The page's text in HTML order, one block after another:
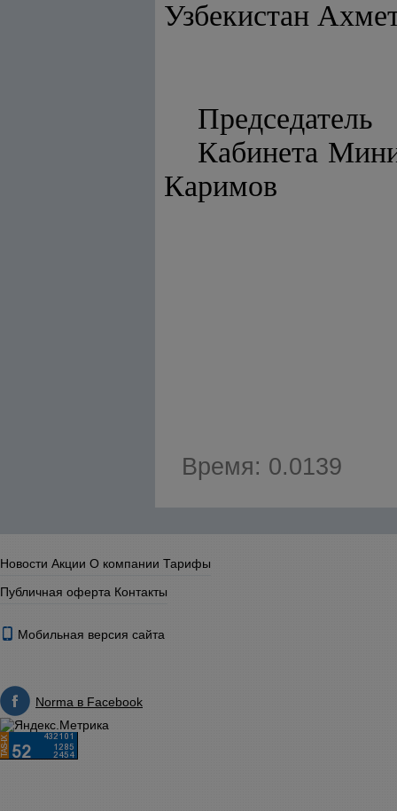
Узбекистан
Председатель
Каримов
Время: 0.0139
Новости Акции О компании Тарифы
Публичная оферта Контакты
Мобильная версия сайта
Norma в Facebook